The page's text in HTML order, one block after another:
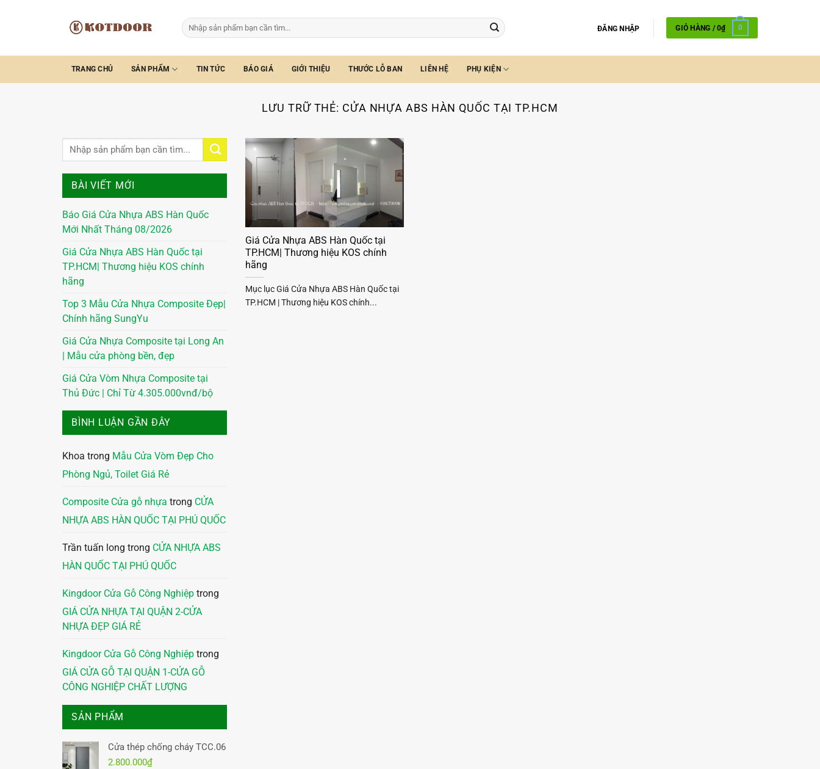
Tìm
kiếm:
ĐĂNG NHẬP GIỎ HÀNG /0₫ 0
TRANG CHỦ SẢN PHẨM TIN TỨC BÁO GIÁ GIỚI THIỆU THƯỚC LỖ BAN LIÊN HỆ PHỤ KIỆN
LƯU TRỮ THẺ: CỬA NHỰA ABS HÀN QUỐC TẠI TP.HCM
BÀI VIẾT MỚI
Báo Giá Cửa Nhựa ABS Hàn Quốc
Mới Nhất Tháng 08/2026
Giá Cửa Nhựa ABS Hàn Quốc tại
TP.HCM| Thương hiệu KOS chính
hãng
Top 3 Mẫu Cửa Nhựa Composite Đẹp|
Chính hãng SungYu
Giá Cửa Nhựa Composite tại Long An
| Mẫu cửa phòng bền, đẹp
Giá Cửa Vòm Nhựa Composite tại
Thủ Đức | Chỉ Từ 4.305.000vnđ/bộ
BÌNH LUẬN GẦN ĐÂY
Khoa trong Mẫu Cửa Vòm Đẹp Cho
Phòng Ngủ, Toilet Giá Rẻ
Composite Cửa gỗ nhựa trong CỬA
NHỰA ABS HÀN QUỐC TẠI PHÚ QUỐC
Trần tuấn long trong CỬA NHỰA ABS
HÀN QUỐC TẠI PHÚ QUỐC
Kingdoor Cửa Gỗ Công Nghiệp trong
GIÁ CỬA NHỰA TẠI QUẬN 2-CỬA
NHỰA ĐẸP GIÁ RẺ
Kingdoor Cửa Gỗ Công Nghiệp trong
GIÁ CỬA GỖ TẠI QUẬN 1-CỬA GỖ
CÔNG NGHIỆP CHẤT LƯỢNG
SẢN PHẨM
Cửa thép chống cháy TCC.06
2.800.000₫
Giá Cửa Nhựa ABS Hàn Quốc tại
TP.HCM| Thương hiệu KOS chính
hãng
Mục lục Giá Cửa Nhựa ABS Hàn Quốc tại
TP.HCM | Thương hiệu KOS chính...